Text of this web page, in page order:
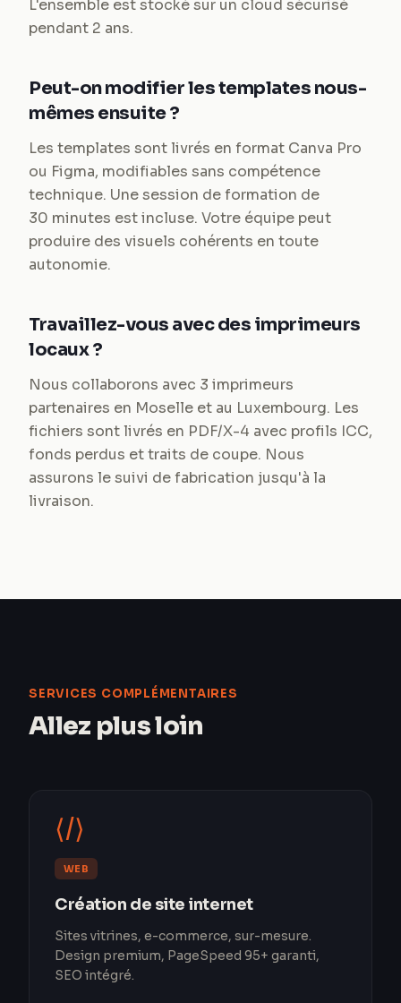
L'ensemble est stocké sur un cloud sécurisé
pendant 2 ans.
Peut-on modifier les templates nous-
mêmes ensuite ?
Les templates sont livrés en format Canva Pro
ou Figma, modifiables sans compétence
technique. Une session de formation de
30 minutes est incluse. Votre équipe peut
produire des visuels cohérents en toute
autonomie.
Travaillez-vous avec des imprimeurs
locaux ?
Nous collaborons avec 3 imprimeurs
partenaires en Moselle et au Luxembourg. Les
fichiers sont livrés en PDF/X-4 avec profils ICC,
fonds perdus et traits de coupe. Nous
assurons le suivi de fabrication jusqu'à la
livraison.
SERVICES COMPLÉMENTAIRES
Allez plus loin
⟨/⟩
WEB
Création de site internet
Sites vitrines, e-commerce, sur-mesure.
Design premium, PageSpeed 95+ garanti,
SEO intégré.